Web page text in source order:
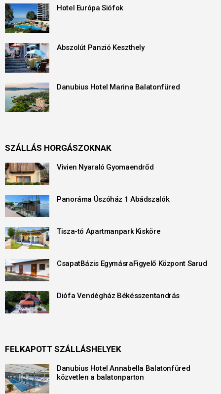
Hotel Európa Siófok
Abszolút Panzió Keszthely
Danubius Hotel Marina Balatonfüred
SZÁLLÁS HORGÁSZOKNAK
Vivien Nyaraló Gyomaendrőd
Panoráma Úszóház 1 Abádszalók
Tisza-tó Apartmanpark Kisköre
CsapatBázis EgymásraFigyelő Központ Sarud
Diófa Vendégház Békésszentandrás
FELKAPOTT SZÁLLÁSHELYEK
Danubius Hotel Annabella Balatonfüred
közvetlen a balatonparton